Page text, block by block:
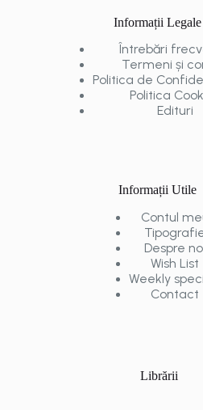
Informații Legale
Întrebări
Termeni și
Politica de
Politica
Edituri
Informații Utile
Contul
Despre
Wish List
Weekly
Contact
Librării